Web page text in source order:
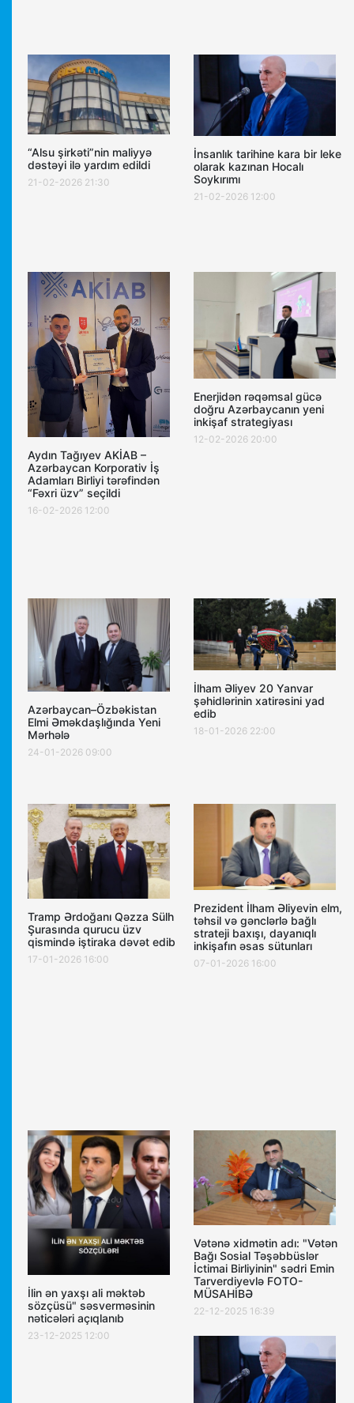
“Alsu şirkəti”nin maliyyə
dəstəyi ilə yardım edildi
21-02-2026 21:30
İnsanlık tarihine kara bir leke
olarak kazınan Hocalı
Soykırımı
21-02-2026 12:00
Aydın Tağıyev AKİAB –
Azərbaycan Korporativ İş
Adamları Birliyi tərəfindən
“Fəxri üzv” seçildi
16-02-2026 12:00
Enerjidən rəqəmsal gücə
doğru Azərbaycanın yeni
inkişaf strategiyası
12-02-2026 20:00
Azərbaycan–Özbəkistan
Elmi Əməkdaşlığında Yeni
Mərhələ
24-01-2026 09:00
İlham Əliyev 20 Yanvar
şəhidlərinin xatirəsini yad
edib
18-01-2026 22:00
Tramp Ərdoğanı Qəzza Sülh
Şurasında qurucu üzv
qismində iştiraka dəvət edib
17-01-2026 16:00
Prezident İlham Əliyevin elm,
təhsil və gənclərlə bağlı
strateji baxışı, dayanıqlı
inkişafın əsas sütunları
07-01-2026 16:00
İlin ən yaxşı ali məktəb
sözçüsü" səsverməsinin
nəticələri açıqlanıb
23-12-2025 12:00
Vətənə xidmətin adı: "Vətən
Bağı Sosial Təşəbbüslər
İctimai Birliyinin" sədri Emin
Tarverdiyevlə FOTO-
MÜSAHİBƏ
22-12-2025 16:39